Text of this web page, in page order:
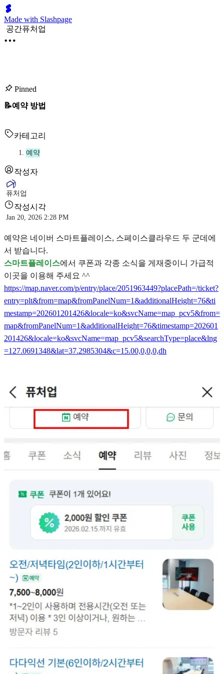
Made with Slashpage
공간퓨처업
Pinned
📝예약 방법
카테고리
예약
작성자
퓨처업
작성시각
Jan 20, 2026 2:28 PM
예약은 네이버 스마트플레이스, 스페이스클라우드 두 군데에
서 받습니다.
스마트플레이스에서 쿠폰과 각종 소식을 게재중이니 가급적
이곳을 이용해 주세요 ^^
https://map.naver.com/p/entry/place/2051963449?placePath=/ticket?
entry=plt&from=map&fromPanelNum=1&additionalHeight=76&ti
mestamp=202601201426&locale=ko&svcName=map_pcv5&from=
map&fromPanelNum=1&additionalHeight=76&timestamp=202601
201426&locale=ko&svcName=map_pcv5&searchType=place&lng
=127.0691348&lat=37.2985304&c=15.00,0,0,0,dh